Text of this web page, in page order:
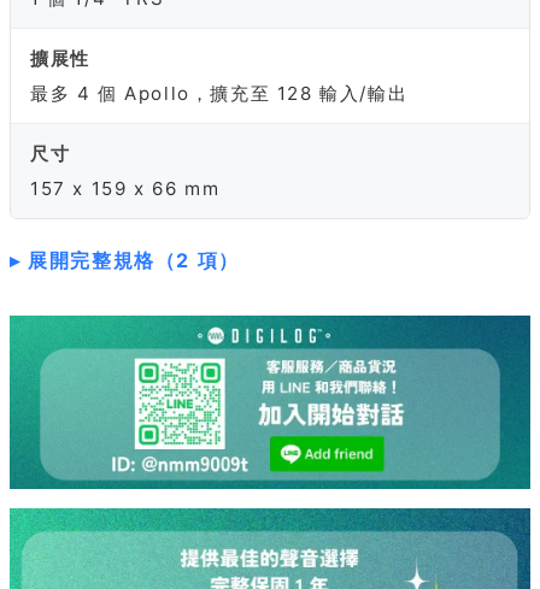
擴展性
最多 4 個 Apollo，擴充至 128 輸入/輸出
尺寸
157 x 159 x 66 mm
展開完整規格（2 項）